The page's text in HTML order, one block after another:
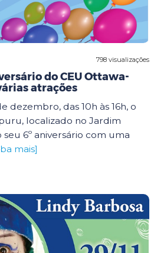
798 visualizações
do CEU Ottawa-
atrações
dezembro, das 10h às 16h, o
localizado no Jardim
6º aniversário com uma
mais]